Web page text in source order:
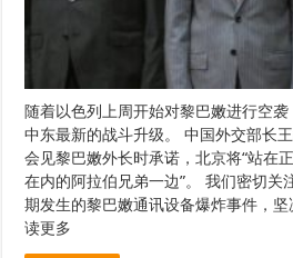
随着以色列上周开始对黎巴嫩进行空
中东最新的战斗升级。 中国外交部长
会见黎巴嫩外长时承诺，北京将“站在
在内的阿拉伯兄弟一边”。 我们密切关
期发生的黎巴嫩通讯设备爆炸事件，
读更多